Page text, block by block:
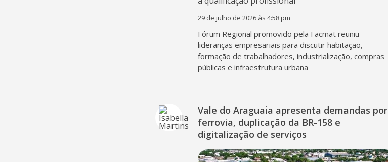
29 de julho de 2026 às 4:58 pm
Fórum Regional promovido pela Facmat reuniu
lideranças empresariais para discutir habitação,
formação de trabalhadores, industrialização, compras
públicas e infraestrutura urbana
Vale do Araguaia apresenta demandas por
ferrovia, duplicação da BR-158 e
digitalização de serviços